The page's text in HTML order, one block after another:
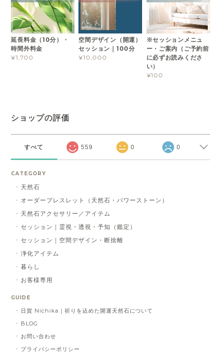
延長料金（10分）・
時間外料金
¥1,700
空間デザイン（開運）
セッション｜100分
¥10,000
※セッションメニュ
ー・ご案内（ご予約前
に必ずお読みくださ
い）
¥100
ショップの評価
すべて 559 0 0
CATEGORY
天然石
オーダーブレスレット（天然石・パワーストーン）
天然石アクセサリー／アイテム
セッション｜霊視・透視・予知（鑑定）
セッション｜空間デザイン・断捨離
浄化アイテム
暮らし
お客様専用
GUIDE
日賀 Nichika｜祈りを込めた開運天然石について
BLOG
お問い合わせ
プライバシーポリシー